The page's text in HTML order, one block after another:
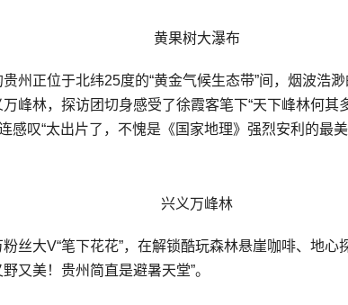
黄果树大瀑布
州正位于北纬25度的“黄金气候生态带”间，烟波浩
峰林，探访团切身感受了徐霞客笔下“天下峰林何其
感叹“太出片了，不愧是《国家地理》强烈安利的最
兴义万峰林
丝大V“笔下花花”，在解锁酷玩森林悬崖咖啡、地心
又美！贵州简直是避暑天堂”。